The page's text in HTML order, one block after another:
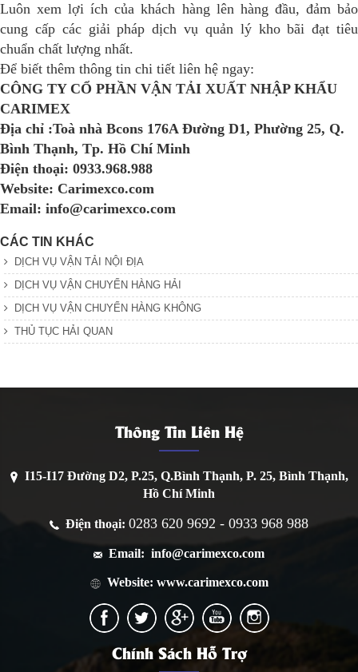
Luôn xem lợi ích của khách hàng lên hàng đầu, đảm bảo
cung cấp các giải pháp dịch vụ quản lý kho bãi đạt tiêu
chuẩn chất lượng nhất.
Để biết thêm thông tin chi tiết liên hệ ngay:
CÔNG TY CỔ PHẦN VẬN TẢI XUẤT NHẬP KHẨU
CARIMEX
Địa chỉ :Toà nhà Bcons 176A Đường D1, Phường 25, Q.
Bình Thạnh, Tp. Hồ Chí Minh
Điện thoại: 0933.968.988
Website: Carimexco.com
Email: info@carimexco.com
CÁC TIN KHÁC
DỊCH VỤ VẬN TẢI NỘI ĐỊA
DỊCH VỤ VẬN CHUYỂN HÀNG HẢI
DỊCH VỤ VẬN CHUYỂN HÀNG KHÔNG
THỦ TỤC HẢI QUAN
Thông Tin Liên Hệ
I15-I17 Đường D2, P.25, Q.Bình Thạnh, P. 25, Bình Thạnh,
Hồ Chí Minh
Điện thoại: 0283 620 9692 - 0933 968 988
Email: info@carimexco.com
Website: www.carimexco.com
Chính Sách Hỗ Trợ